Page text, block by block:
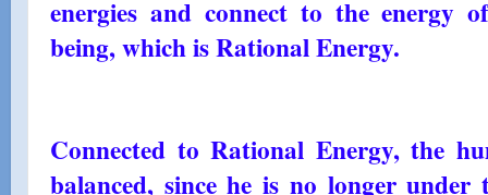
energies and connect to the energy
being, which is Rational Energy.
Connected to Rational Energy, the
balanced, since he is no longer